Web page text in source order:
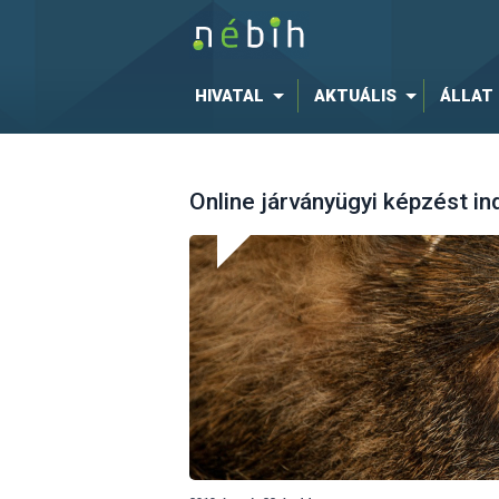
HIVATAL AKTUÁLIS ÁLLAT
Online járványügyi képzést